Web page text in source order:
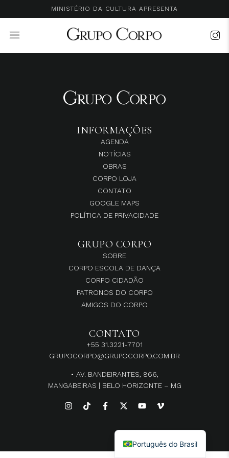
MINISTÉRIO DA CULTURA APRESENTA
INFORMAÇÕES
AGENDA
NOTÍCIAS
OBRAS
CORPO LOJA
CONTATO
GOOGLE MAPS
POLÍTICA DE PRIVACIDADE
GRUPO CORPO
SOBRE
CORPO ESCOLA DE DANÇA
CORPO CIDADÃO
PATRONOS DO CORPO
AMIGOS DO CORPO
CONTATO
+55 31.3221-7701
GRUPOCORPO@GRUPOCORPO.COM.BR
• AV. BANDEIRANTES, 866,
MANGABEIRAS | BELO HORIZONTE – MG
Português do Brasil